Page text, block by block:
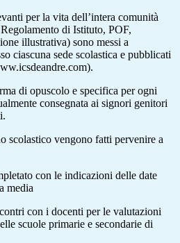
per la vita dell’intera comunità
di Istituto, POF,
illustrativa) sono messi a
ciascuna sede scolastica e pubblicati
di opuscolo e specifica per ogni
consegnata ai signori genitori
scolastico vengono fatti pervenire a
con le indicazioni delle date
media
con i docenti per le valutazioni
scuole primarie e secondarie di